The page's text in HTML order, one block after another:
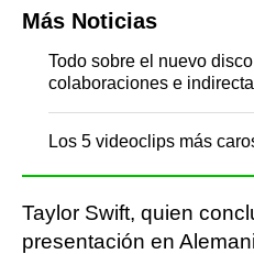
Más Noticias
Todo sobre el nuevo
colaboraciones e
Los 5 videoclips más
Taylor Swift, quien
presentación en